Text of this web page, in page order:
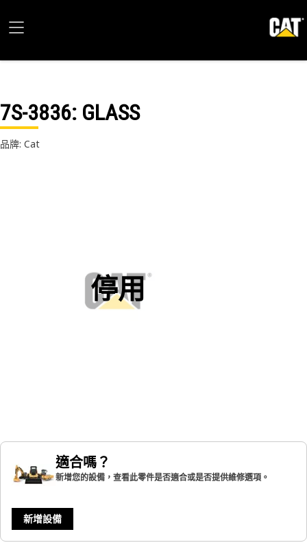
7S-3836: GLASS
品牌: Cat
停用
適合嗎？
新增您的設備，查看此零件是否適合或是否提供維修選項。
新增設備